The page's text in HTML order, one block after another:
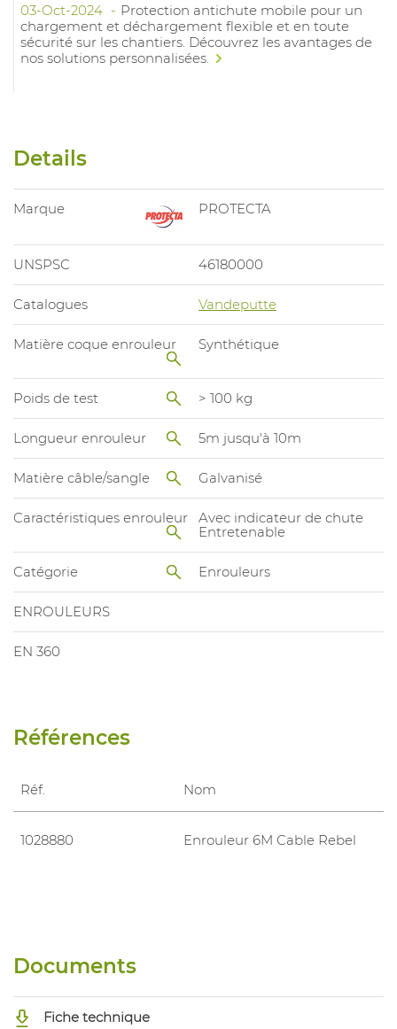
03-Oct-2024
Protection antichute mobile pour un
chargement et déchargement flexible et en toute
sécurité sur les chantiers. Découvrez les avantages de
nos solutions personnalisées.
Details
Marque PROTECTA
UNSPSC 46180000
Catalogues Vandeputte
Matière coque enrouleur Synthétique
Poids de test > 100 kg
Longueur enrouleur 5m jusqu'à 10m
Matière câble/sangle Galvanisé
Caractéristiques enrouleur
Avec indicateur de chute
Entretenable
Catégorie Enrouleurs
ENROULEURS
EN 360
Références
Réf. Nom
1028880 Enrouleur 6M Cable Rebel
Documents
Fiche technique